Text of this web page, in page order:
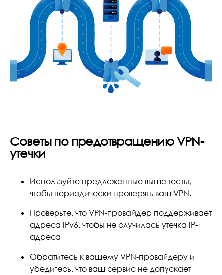
Советы по предотвращению VPN-
утечки
Используйте предложенные выше тесты,
чтобы периодически проверять ваш VPN.
Проверьте, что VPN-провайдер поддерживает
адреса IPv6, чтобы не случилась утечка IP-
адреса
Обратитесь к вашему VPN-провайдеру и
убедитесь, что ваш сервис не допускает